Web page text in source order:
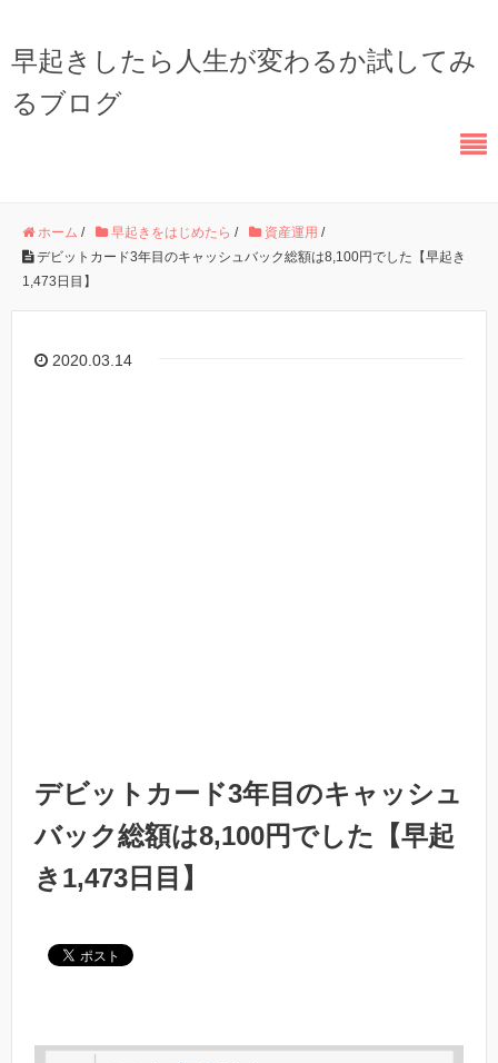
早起きしたら人生が変わるか試してみ
るブログ
ホーム / 早起きをはじめたら / 資産運用 /
デビットカード3年目のキャッシュバック総額は8,100円でした【早起き
1,473日目】
2020.03.14
デビットカード3年目のキャッシュ
バック総額は8,100円でした【早起
き1,473日目】